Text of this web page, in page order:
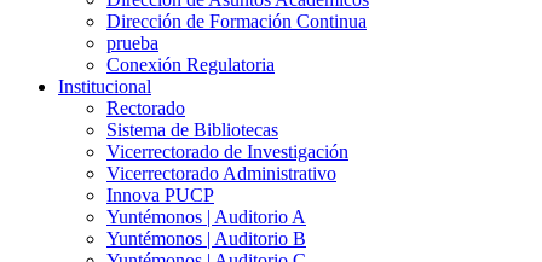
Dirección de Formación Continua
prueba
Conexión Regulatoria
Institucional
Rectorado
Sistema de Bibliotecas
Vicerrectorado de Investigación
Vicerrectorado Administrativo
Innova PUCP
Yuntémonos | Auditorio A
Yuntémonos | Auditorio B